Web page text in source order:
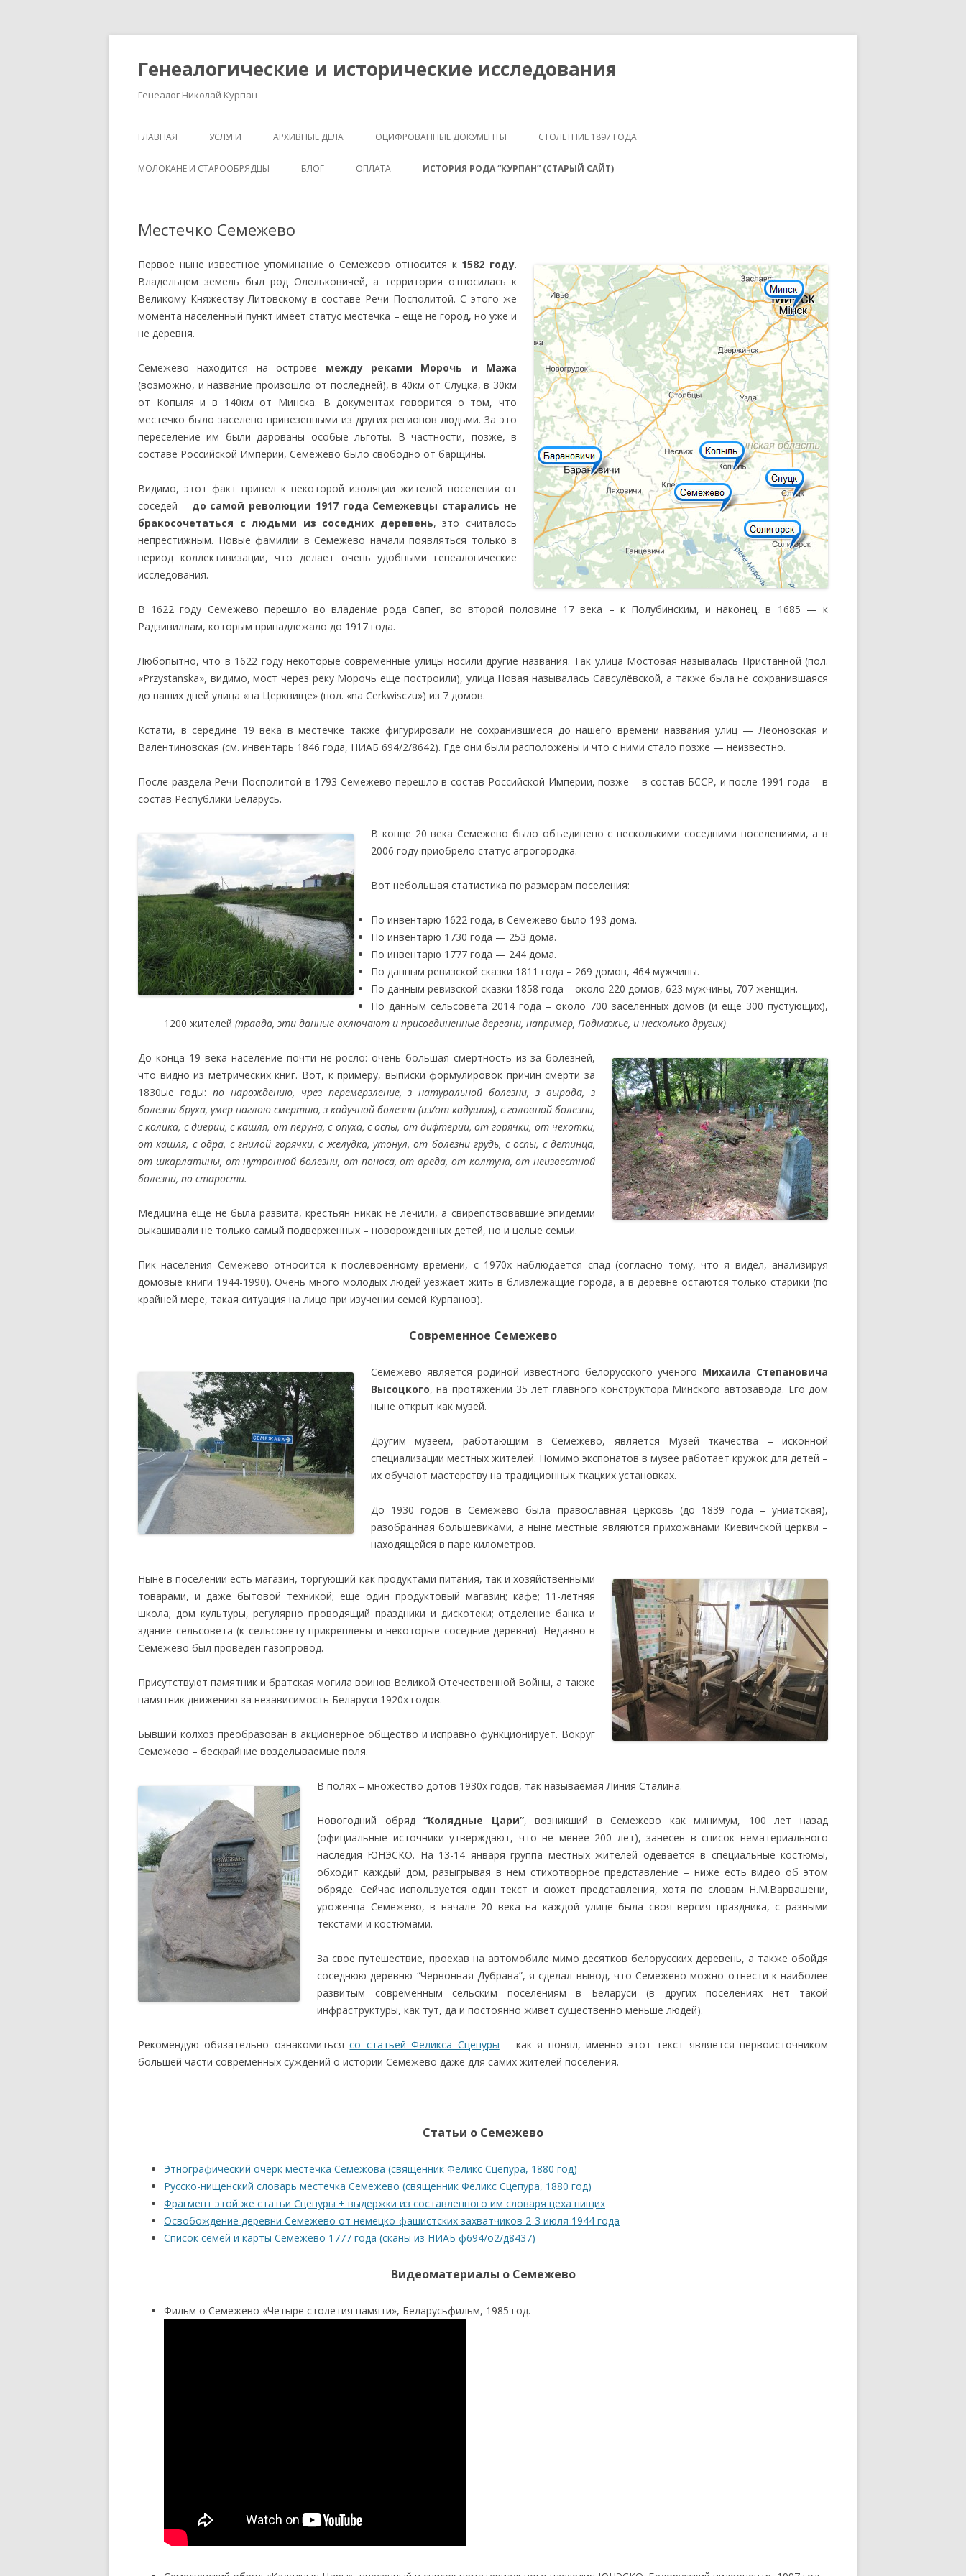
Генеалогические и исторические исследования
Генеалог Николай Курпан
ГЛАВНАЯ УСЛУГИ АРХИВНЫЕ ДЕЛА ОЦИФРОВАННЫЕ ДОКУМЕНТЫ
КРЕСТЬЯНСКИЙ ПОЗЕМЕЛЬНЫЙ
СТОЛЕТНИЕ 1897 ГОДА
МОЛОКАНЕ И СТАРООБРЯДЦЫ БЛОГ ОПЛАТА ИСТОРИЯ РОДА “КУРПАН” (СТАРЫЙ САЙТ)
СЦЕПУРЫ
ОСВОБОЖДЕНИЕ ОТ НЕМЕЦКО-
ФАШИСТСКИХ ЗАХВАТЧИКОВ
ИЩУ!
ИЩУ ПОТОМКОВ ГРИГОРИЯ
КУРПАНА
ИЩУ ПОТОМКОВ АДАМА
ЗАЛЬЦБЕРГА
ИЩУ РОДСТВЕННИКОВ ПО
ПРОЧИМ ВЕТВЯМ
АРХИВЫ
ПОМОЧЬ ИССЛЕДОВАНИЮ!
КОНТАКТЫ
Местечко Семежево
Первое ныне известное упоминание о Семежево относится к 1582 году.
Владельцем земель был род Олельковичей, а территория относилась к
Великому Княжеству Литовскому в составе Речи Посполитой. С этого же
момента населенный пункт имеет статус местечка – еще не город, но уже и
не деревня.
Семежево находится на острове между реками Морочь и Мажа
(возможно, и название произошло от последней), в 40км от Слуцка, в 30км
от Копыля и в 140км от Минска. В документах говорится о том, что
местечко было заселено привезенными из других регионов людьми. За это
переселение им были дарованы особые льготы. В частности, позже, в
составе Российской Империи, Семежево было свободно от барщины.
Видимо, этот факт привел к некоторой изоляции жителей поселения от
соседей – до самой революции 1917 года Семежевцы старались не
бракосочетаться с людьми из соседних деревень, это считалось
непрестижным. Новые фамилии в Семежево начали появляться только в
период коллективизации, что делает очень удобными генеалогические
исследования.
В 1622 году Семежево перешло во владение рода Сапег, во второй половине 17 века – к Полубинским, и наконец, в 1685 — к
Радзивиллам, которым принадлежало до 1917 года.
Любопытно, что в 1622 году некоторые современные улицы носили другие названия. Так улица Мостовая называлась Пристанной (пол.
«Przystanska», видимо, мост через реку Морочь еще построили), улица Новая называлась Савсулёвской, а также была не сохранившаяся
до наших дней улица «на Церквище» (пол. «na Cerkwisczu») из 7 домов.
Кстати, в середине 19 века в местечке также фигурировали не сохранившиеся до нашего времени названия улиц — Леоновская и
Валентиновская (см. инвентарь 1846 года, НИАБ 694/2/8642). Где они были расположены и что с ними стало позже — неизвестно.
После раздела Речи Посполитой в 1793 Семежево перешло в состав Российской Империи, позже – в состав БССР, и после 1991 года – в
состав Республики Беларусь.
В конце 20 века Семежево было объединено с несколькими соседними поселениями, а в
2006 году приобрело статус агрогородка.
Вот небольшая статистика по размерам поселения:
По инвентарю 1622 года, в Семежево было 193 дома.
По инвентарю 1730 года — 253 дома.
По инвентарю 1777 года — 244 дома.
По данным ревизской сказки 1811 года – 269 домов, 464 мужчины.
По данным ревизской сказки 1858 года – около 220 домов, 623 мужчины, 707 женщин.
По данным сельсовета 2014 года – около 700 заселенных домов (и еще 300 пустующих),
1200 жителей (правда, эти данные включают и присоединенные деревни, например, Подмажье, и несколько других).
До конца 19 века население почти не росло: очень большая смертность из-за болезней,
что видно из метрических книг. Вот, к примеру, выписки формулировок причин смерти за
1830ые годы: по нарождению, чрез перемерзление, з натуральной болезни, з вырода, з
болезни бруха, умер наглою смертию, з кадучной болезни (из/от кадушия), с головной болезни,
с колика, с диерии, с кашля, от перуна, с опуха, с оспы, от дифтерии, от горячки, от чехотки,
от кашля, с одра, с гнилой горячки, с желудка, утонул, от болезни грудь, с оспы, с детинца,
от шкарлатины, от нутронной болезни, от поноса, от вреда, от колтуна, от неизвестной
болезни, по старости.
Медицина еще не была развита, крестьян никак не лечили, а свирепствовавшие эпидемии
выкашивали не только самый подверженных – новорожденных детей, но и целые семьи.
Пик населения Семежево относится к послевоенному времени, с 1970х наблюдается спад (согласно тому, что я видел, анализируя
домовые книги 1944-1990). Очень много молодых людей уезжает жить в близлежащие города, а в деревне остаются только старики (по
крайней мере, такая ситуация на лицо при изучении семей Курпанов).
Современное Семежево
Семежево является родиной известного белорусского ученого Михаила Степановича
Высоцкого, на протяжении 35 лет главного конструктора Минского автозавода. Его дом
ныне открыт как музей.
Другим музеем, работающим в Семежево, является Музей ткачества – исконной
специализации местных жителей. Помимо экспонатов в музее работает кружок для детей –
их обучают мастерству на традиционных ткацких установках.
До 1930 годов в Семежево была православная церковь (до 1839 года – униатская),
разобранная большевиками, а ныне местные являются прихожанами Киевичской церкви –
находящейся в паре километров.
Ныне в поселении есть магазин, торгующий как продуктами питания, так и хозяйственными
товарами, и даже бытовой техникой; еще один продуктовый магазин; кафе; 11-летняя
школа; дом культуры, регулярно проводящий праздники и дискотеки; отделение банка и
здание сельсовета (к сельсовету прикреплены и некоторые соседние деревни). Недавно в
Семежево был проведен газопровод.
Присутствуют памятник и братская могила воинов Великой Отечественной Войны, а также
памятник движению за независимость Беларуси 1920х годов.
Бывший колхоз преобразован в акционерное общество и исправно функционирует. Вокруг
Семежево – бескрайние возделываемые поля.
В полях – множество дотов 1930х годов, так называемая Линия Сталина.
Новогодний обряд“Колядные Цари”, возникший в Семежево как минимум, 100 лет назад
(официальные источники утверждают, что не менее 200 лет), занесен в список нематериального
наследия ЮНЭСКО. На 13-14 января группа местных жителей одевается в специальные костюмы,
обходит каждый дом, разыгрывая в нем стихотворное представление – ниже есть видео об этом
обряде. Сейчас используется один текст и сюжет представления, хотя по словам Н.М.Варвашени,
уроженца Семежево, в начале 20 века на каждой улице была своя версия праздника, с разными
текстами и костюмами.
За свое путешествие, проехав на автомобиле мимо десятков белорусских деревень, а также обойдя
соседнюю деревню “Червонная Дубрава”, я сделал вывод, что Семежево можно отнести к наиболее
развитым современным сельским поселениям в Беларуси (в других поселениях нет такой
инфраструктуры, как тут, да и постоянно живет существенно меньше людей).
Рекомендую обязательно ознакомитьсясо статьей Феликса Сцепуры – как я понял, именно этот текст является первоисточником
большей части современных суждений о истории Семежево даже для самих жителей поселения.
Статьи о Семежево
Этнографический очерк местечка Семежова (священник Феликс Сцепура, 1880 год)
Русско-нищенский словарь местечка Семежево (священник Феликс Сцепура, 1880 год)
Фрагмент этой же статьи Сцепуры + выдержки из составленного им словаря цеха нищих
Освобождение деревни Семежево от немецко-фашистских захватчиков 2-3 июля 1944 года
Список семей и карты Семежево 1777 года (сканы из НИАБ ф694/о2/д8437)
Видеоматериалы о Семежево
Фильм о Семежево «Четыре столетия памяти», Беларусьфильм, 1985 год.